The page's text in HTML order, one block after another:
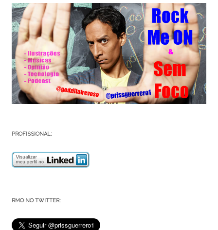
PROFISSIONAL:
RMO NO TWITTER: